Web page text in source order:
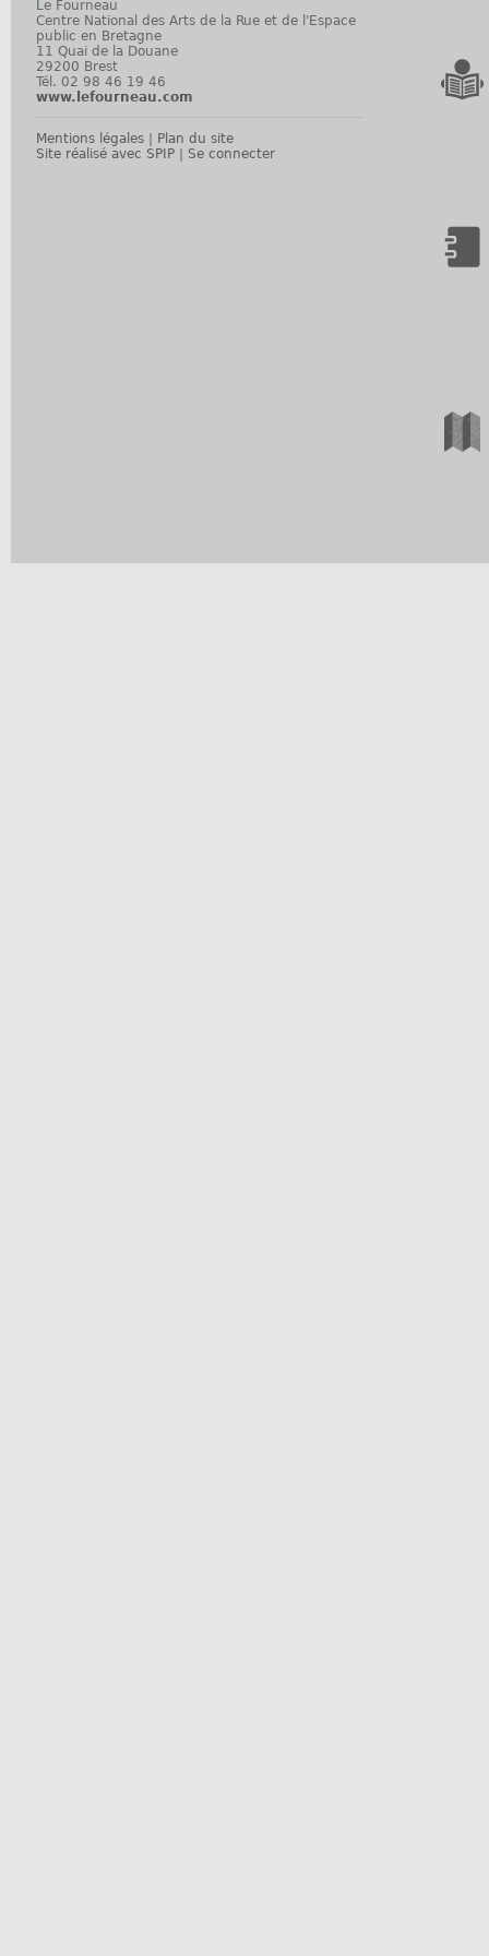
Le Fourneau
Centre National des Arts de la Rue et de l'Espace
public en Bretagne
11 Quai de la Douane
29200 Brest
Tél. 02 98 46 19 46
www.lefourneau.com
Mentions légales | Plan du site
Site réalisé avec SPIP | Se connecter